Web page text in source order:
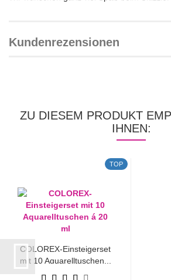
Kundenrezensionen
ZU DIESEM PRODUKT
IHNEN:
TOP
COLOREX-Einsteigerset
mit 10 Aquarelltuschen...